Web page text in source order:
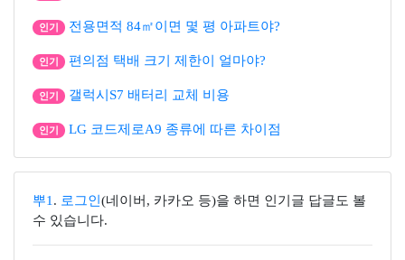
인기 전용면적 84㎡이면 몇 평 아파트야?
인기 편의점 택배 크기 제한이 얼마야?
인기 갤럭시S7 배터리 교체 비용
인기 LG 코드제로A9 종류에 따른 차이점
뿌1 . 로그인 (네이버, 카카오 등)을 하면 인기글 답글도 볼
수 있습니다.